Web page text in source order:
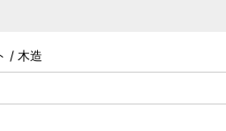
/ 木造